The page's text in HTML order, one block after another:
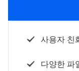
사용자 친
다양한 파